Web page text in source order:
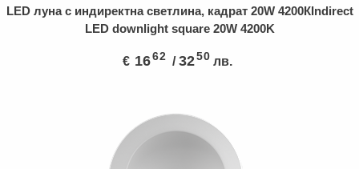
LED луна с индиректна светлина, кадрат 20W 4200КIndirect
LED downlight square 20W 4200K
€ 1662 /3250 лв.